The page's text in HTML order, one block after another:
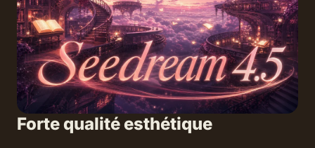
Forte qualité esthétique